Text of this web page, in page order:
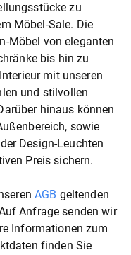
zu
Möbel-Sale. Die
Möbel von eleganten
bis hin zu
mit unseren
und stilvollen
hinaus können
sowie
Design-Leuchten
Preis sichern.
AGB geltenden
Anfrage senden wir
Informationen zum
finden Sie